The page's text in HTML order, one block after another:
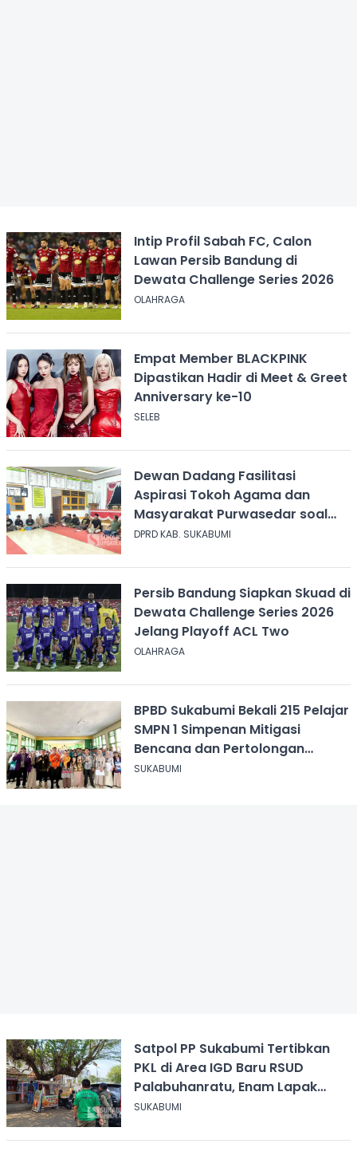
Intip Profil Sabah FC, Calon
Lawan Persib Bandung di
Dewata Challenge Series 2026
OLAHRAGA
Empat Member BLACKPINK
Dipastikan Hadir di Meet & Greet
Anniversary ke-10
SELEB
Dewan Dadang Fasilitasi
Aspirasi Tokoh Agama dan
Masyarakat Purwasedar soal
Penolakan Konser Reggae
DPRD KAB. SUKABUMI
Persib Bandung Siapkan Skuad di
Dewata Challenge Series 2026
Jelang Playoff ACL Two
OLAHRAGA
BPBD Sukabumi Bekali 215 Pelajar
SMPN 1 Simpenan Mitigasi
Bencana dan Pertolongan
Psikologis
SUKABUMI
Satpol PP Sukabumi Tertibkan
PKL di Area IGD Baru RSUD
Palabuhanratu, Enam Lapak
Dibongkar Mandiri
SUKABUMI